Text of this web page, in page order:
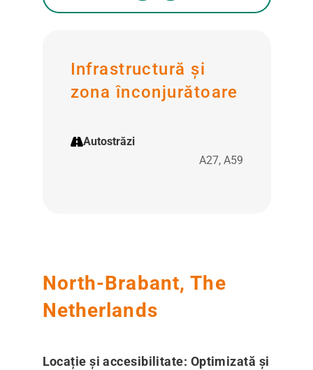
North-Brabant, The
Netherlands
Locație și accesibilitate: Optimizată și
Infrastructură și
zona înconjurătoare
Autostrăzi
A27, A59